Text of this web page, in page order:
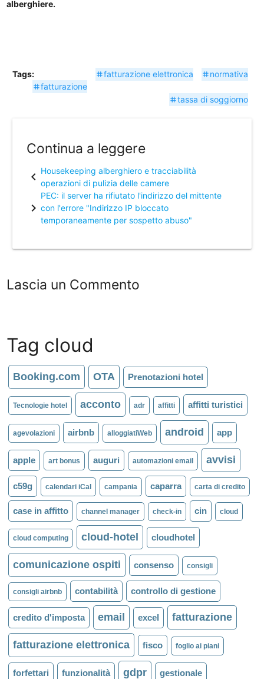
alberghiere.
Tags: tag normativa
tagfatturazione elettronica
tagfatturazione
tagtassa di soggiorno
Continua a leggere
chevron_left Housekeeping alberghiero e tracciabilità
operazioni di pulizia delle camere
chevron_right
PEC: il server ha rifiutato l'indirizzo del mittente
con l'errore "Indirizzo IP bloccato
temporaneamente per sospetto abuso"
Lascia un Commento
Tag cloud
Booking.com OTA Prenotazioni hotel
Tecnologie hotel acconto adr affitti affitti turistici
agevolazioni airbnb alloggiatiWeb android app
apple art bonus auguri automazioni email avvisi
c59g calendari iCal campania caparra carta di credito
case in affitto channel manager check-in cin cloud
cloud computing cloud-hotel cloudhotel
comunicazione ospiti consenso consigli
consigli airbnb contabilità controllo di gestione
credito d'imposta email excel fatturazione
fatturazione elettronica fisco foglio ai piani
forfettari funzionalità gdpr gestionale